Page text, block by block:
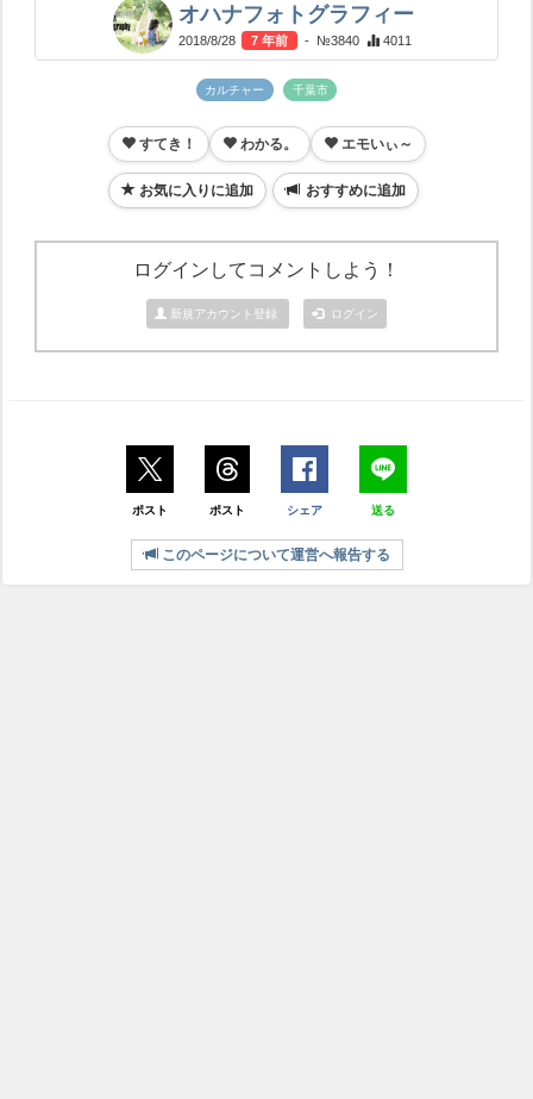
オハナフォトグラフィー
2018/8/28 7 年前 - №3840 4011
カルチャー 千葉市
すてき！ わかる。 エモいぃ～
お気に入りに追加 おすすめに追加
ログインしてコメントしよう！
新規アカウント登録 ログイン
ポスト ポスト シェア 送る
このページについて運営へ報告する